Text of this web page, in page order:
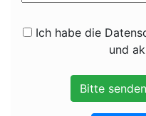
Ich habe die
und